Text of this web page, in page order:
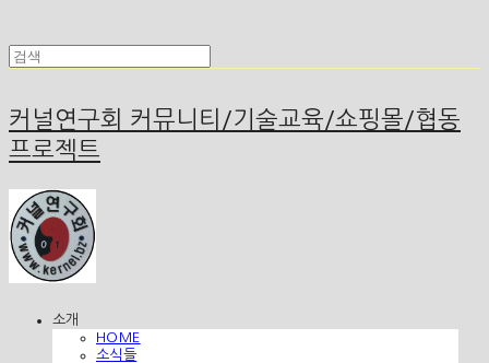
커널연구회 커뮤니티/기술교육/쇼핑몰/협동
프로젝트
소개
HOME
소식들